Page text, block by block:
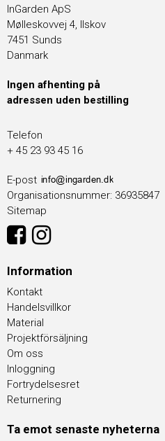
InGarden ApS
Mølleskovvej 4, Ilskov
7451 Sunds
Danmark
Ingen afhenting på
adressen uden bestilling
Telefon
+ 45 23 93 45 16
E-post
Organisationsnummer: 36935847
Sitemap
Information
Kontakt
Handelsvillkor
Material
Projektförsäljning
Om oss
Inloggning
Fortrydelsesret
Returnering
Ta emot senaste nyheterna